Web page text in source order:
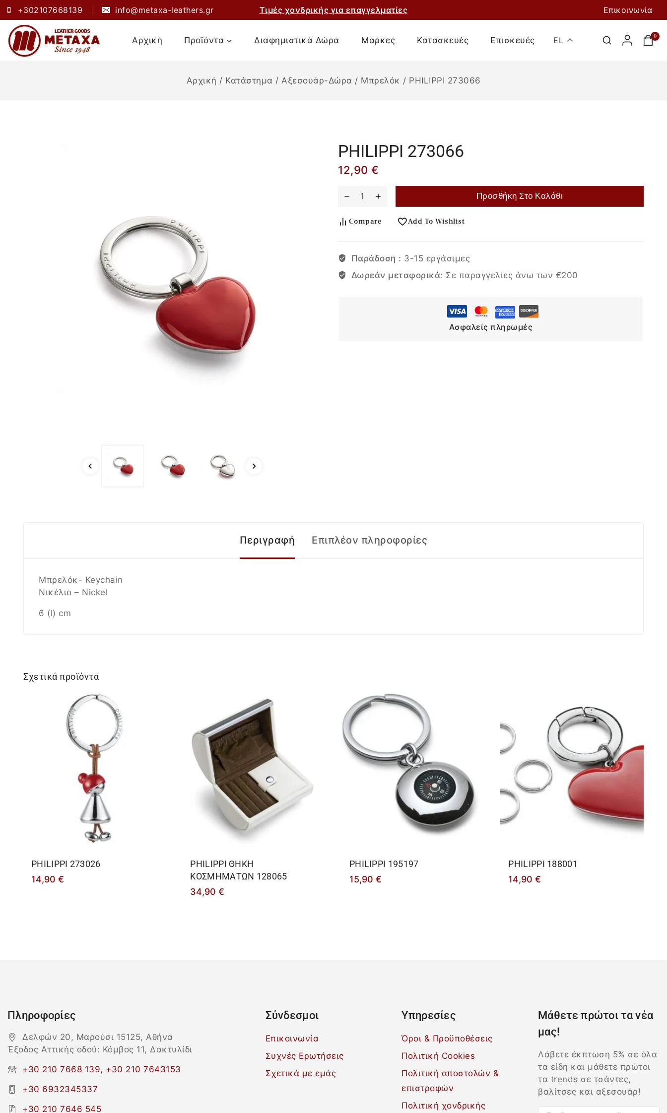
+302107668139 info@metaxa-leathers.gr Τιμές χονδρικής για επαγγελματίες Επικοινωνία
Αρχική Προϊόντα Διαφημιστικά Δώρα Μάρκες Κατασκευές Επισκευές EL 0
Αρχική / Κατάστημα / Αξεσουάρ-Δώρα / Μπρελόκ / PHILIPPΙ 273066
PHILIPPΙ 273066
12,90 €
Προσθήκη Στο Καλάθι
Compare Add To Wishlist
Παράδοση : 3-15 εργάσιμες
Δωρεάν μεταφορικά: Σε παραγγελίες άνω των €200
Ασφαλείς πληρωμές
Περιγραφή Επιπλέον πληροφορίες
Μπρελόκ- Keychain
Νικέλιο – Nickel
6 (l) cm
Σχετικά προϊόντα
PHILIPPΙ 273026
14,90 €
PHILIPPΙ ΘΗΚΗ
ΚΟΣΜΗΜΑΤΩΝ 128065
34,90€
PHILIPPΙ 195197
15,90 €
PHILIPPΙ 188001
14,90€
Πληροφορίες
Δελφών 20, Μαρούσι 15125, Αθήνα
Έξοδος Αττικής οδού: Κόμβος 11, Δακτυλίδι
+30 210 7668 139, +30 210 7643153
+30 6932345337
+30 210 7646 545
Σύνδεσμοι
Επικοινωνία
Συχνές Ερωτήσεις
Σχετικά με εμάς
Υπηρεσίες
Όροι & Προϋποθέσεις
Πολιτική Cookies
Πολιτική αποστολών &
επιστροφών
Πολιτική χονδρικής
Μάθετε πρώτοι τα νέα
μας!
Λάβετε έκπτωση 5% σε όλα
τα είδη και μάθετε πρώτοι
τα trends σε τσάντες,
βαλίτσες και αξεσουάρ!